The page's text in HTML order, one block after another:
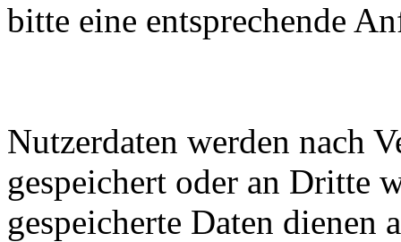
bitte eine entsprechende
Nutzerdaten werden nach
gespeichert oder an Dritte
gespeicherte Daten